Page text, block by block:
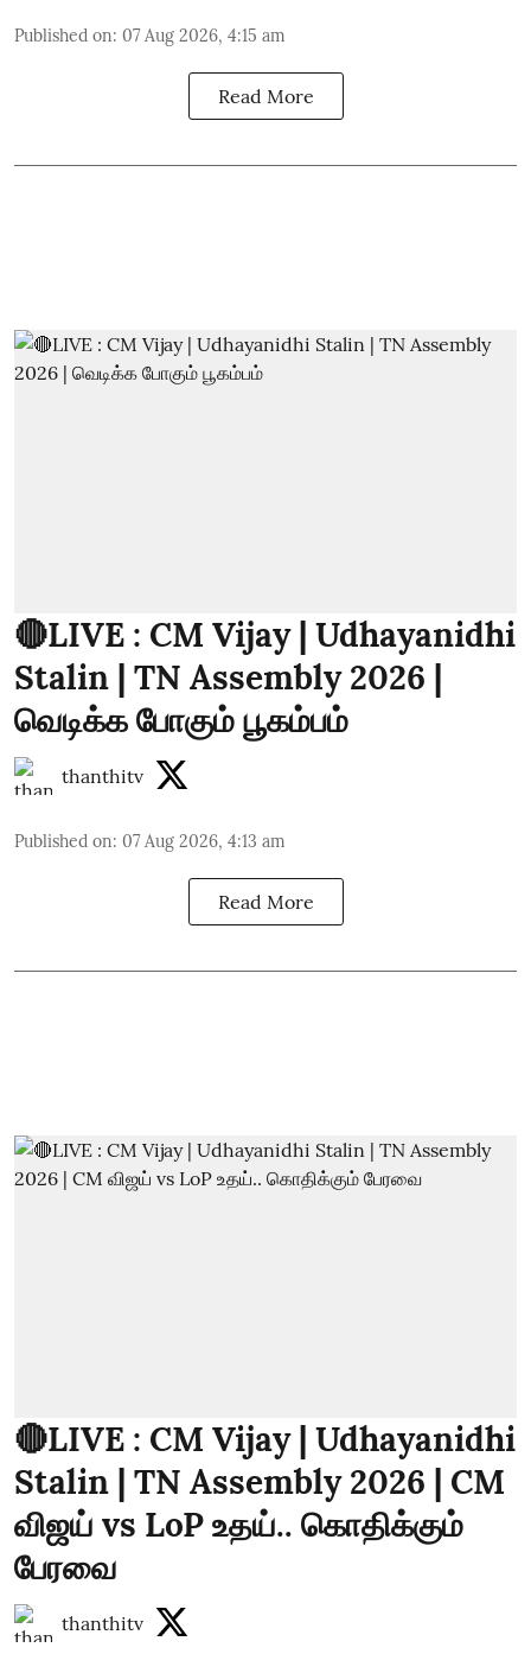
Published on: 07 Aug 2026, 4:15 am
Read More
🔴LIVE : CM Vijay | Udhayanidhi
Stalin | TN Assembly 2026 |
வெடிக்க போகும் பூகம்பம்
thanthitv
Published on: 07 Aug 2026, 4:13 am
Read More
🔴LIVE : CM Vijay | Udhayanidhi
Stalin | TN Assembly 2026 | CM
விஜய் vs LoP உதய்.. கொதிக்கும்
பேரவை
thanthitv